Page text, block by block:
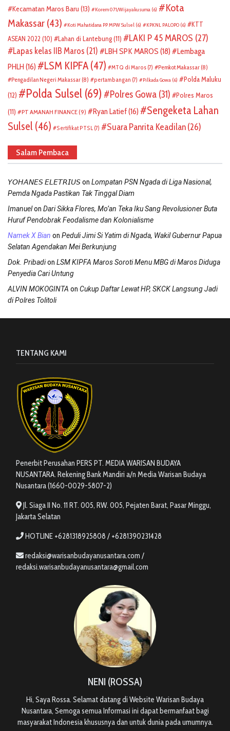
Kecamatan Maros Baru (13) Korem 071/Wijayakusuma (6)
Kota
Makassar (43) Koti Mahatidana PP MPW Sulsel (6) KPKNL PALOPO (6)
KTT
ASEAN 2022 (10) Lahan di Lantebung(11) LAKI P 45 MAROS (27)
Lapas kelas IIB Maros (21) LBH SPK MAROS (18)
Lembaga
PHLH (16) LSM KIPFA (47) MTQ di Maros (7) Pemkot Makassar (8)
Pengadilan Negeri Makassar (8) pertambangan (7) Pilkada Gowa (6)
Polda Maluku
(12)
Polda Sulsel (69) Polres Gowa (31)
Polres Maros
(11)
PT AMANAH FINANCE(9) Ryan Latief(16)
Sengeketa Lahan
Sulsel (46) Sertifikat PTSL (7) Suara Panrita Keadilan(26)
Salam Pembaca
𝘠𝘖𝘏𝘈𝘕𝘌𝘚 𝘌𝘓𝘌𝘛𝘙𝘐𝘜𝘚on Lompatan PSN Ngada di Liga Nasional,
Pemda Ngada Pastikan Tak Tinggal Diam
Imanuelon Dari Sikka Flores, Mo’an Teka Iku Sang Revolusioner Buta
Huruf Pendobrak Feodalisme dan Kolonialisme
Namek X Bian on Peduli Jimi Si Yatim di Ngada, Wakil Gubernur Papua
Selatan Agendakan Mei Berkunjung
Dok. Pribadion LSM KIPFA Maros Soroti Menu MBG di Maros Diduga
Penyedia Cari Untung
ALVIN MOKOGINTA on Cukup Daftar Lewat HP, SKCK Langsung Jadi
di Polres Tolitoli
TENTANG KAMI
Penerbit Perusahan PERS PT. MEDIA WARISAN BUDAYA
NUSANTARA. Rekening Bank Mandiri a/n Media Warisan Budaya
Nusantara (1660-0029-5807-2)
Jl. Siaga II No. 11 RT. 005, RW. 005, Pejaten Barat, Pasar Minggu,
Jakarta Selatan
HOTLINE +6281318925808 / +6281390231428
redaksi@warisanbudayanusantara.com /
redaksi.warisanbudayanusantara@gmail.com
NENI (ROSSA)
Hi, Saya Rossa. Selamat datang di Website Warisan Budaya
Nusantara, Semoga semua Informasi ini dapat bermanfaat bagi
masyarakat Indonesia khususnya dan untuk dunia pada umumnya.